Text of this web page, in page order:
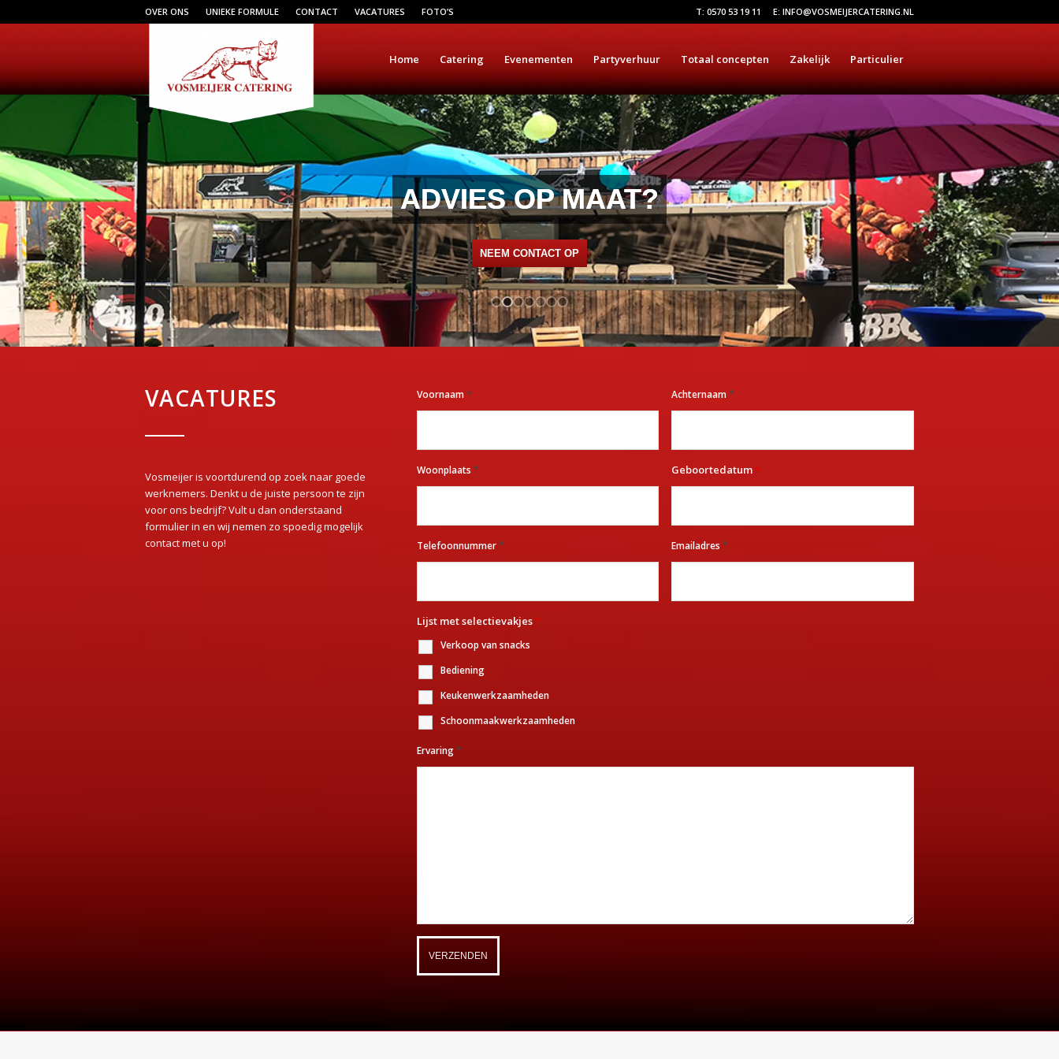
OVER ONS UNIEKE FORMULE CONTACT VACATURES FOTO’S T: 0570 53 19 11 E: INFO@VOSMEIJERCATERING.NL
Home Catering Evenementen Partyverhuur Totaal concepten Zakelijk Particulier
ADVIES OP MAAT?
NEEM CONTACT OP
VACATURES
Vosmeijer is voortdurend op zoek naar goede
werknemers. Denkt u de juiste persoon te zijn
voor ons bedrijf? Vult u dan onderstaand
formulier in en wij nemen zo spoedig mogelijk
contact met u op!
Voornaam* Achternaam*
Woonplaats * Geboortedatum *
Telefoonnummer* Emailadres*
Lijst met selectievakjes*
Verkoop van snacks
Bediening
Keukenwerkzaamheden
Schoonmaakwerkzaamheden
Ervaring*